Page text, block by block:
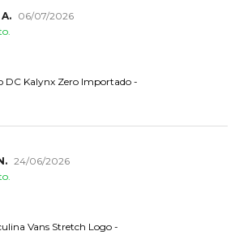
06/07/2026
DC Kalynx Zero Importado -
24/06/2026
Vans Stretch Logo -